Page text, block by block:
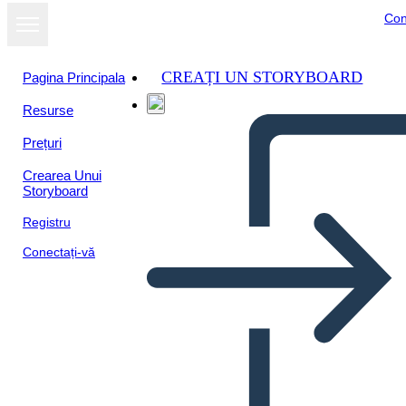
Pagina Principala
Resurse
Prețuri
Crearea Unui
Storyboard
Registru
Conectați-vă
CREAȚI UN STORYBOARD